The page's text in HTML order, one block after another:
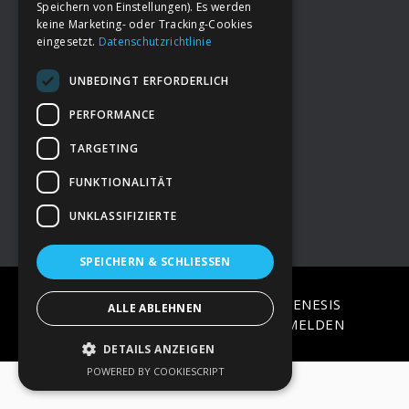
FooterDeine Spende
→ Impressum
→Kontakt zum PAO Team
COPYRIGHT © 2026 · ON
GENESIS
FRAMEWORK·WORDPRESS·ANMELDEN
Speichern von Einstellungen). Es werden
keine Marketing- oder Tracking-Cookies
eingesetzt. Datenschutzrichtlinie
UNBEDINGT ERFORDERLICH
PERFORMANCE
TARGETING
FUNKTIONALITÄT
UNKLASSIFIZIERTE
SPEICHERN & SCHLIESSEN
ALLE ABLEHNEN
DETAILS ANZEIGEN
POWERED BY COOKIESCRIPT